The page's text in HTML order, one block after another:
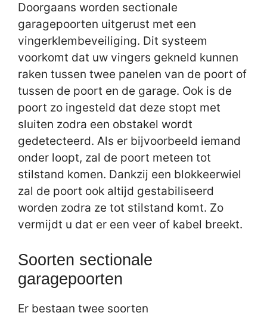
Doorgaans worden sectionale
garagepoorten uitgerust met een
vingerklembeveiliging. Dit systeem
voorkomt dat uw vingers gekneld kunnen
raken tussen twee panelen van de poort of
tussen de poort en de garage. Ook is de
poort zo ingesteld dat deze stopt met
sluiten zodra een obstakel wordt
gedetecteerd. Als er bijvoorbeeld iemand
onder loopt, zal de poort meteen tot
stilstand komen. Dankzij een blokkeerwiel
zal de poort ook altijd gestabiliseerd
worden zodra ze tot stilstand komt. Zo
vermijdt u dat er een veer of kabel breekt.
Soorten sectionale
garagepoorten
Er bestaan twee soorten